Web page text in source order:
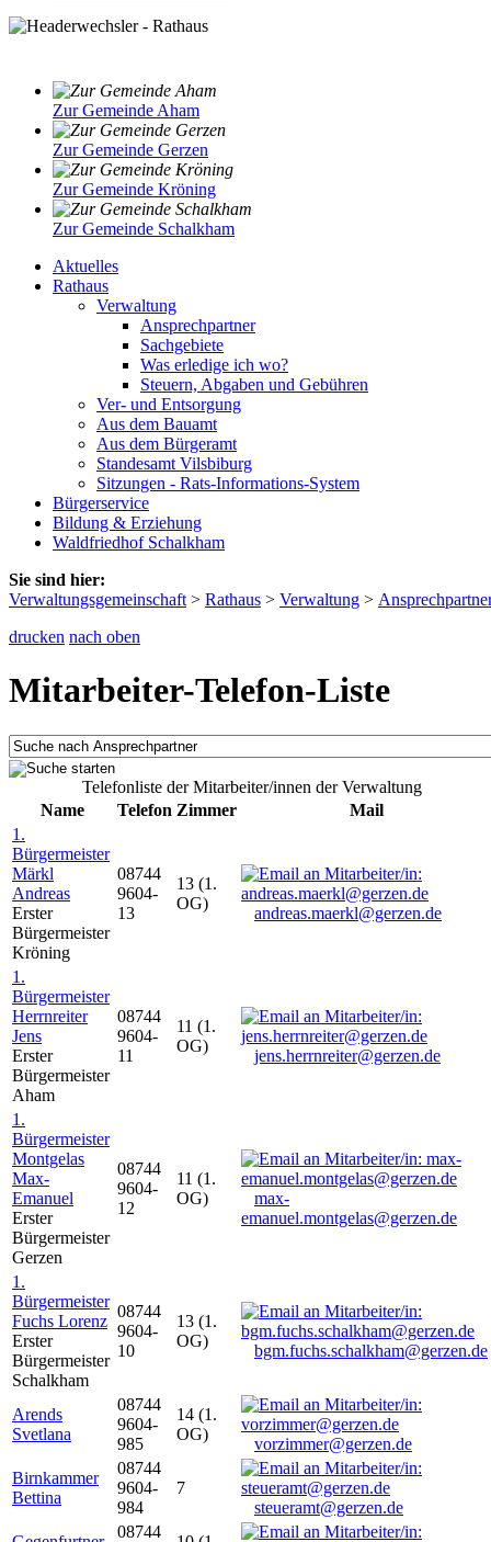
Zur Gemeinde Aham
Zur Gemeinde Gerzen
Zur Gemeinde Kröning
Zur Gemeinde Schalkham
Aktuelles
Rathaus
Verwaltung
Ansprechpartner
Sachgebiete
Was erledige ich wo?
Steuern, Abgaben und Gebühren
Ver- und Entsorgung
Aus dem Bauamt
Aus dem Bürgeramt
Standesamt Vilsbiburg
Sitzungen - Rats-Informations-System
Bürgerservice
Bildung & Erziehung
Waldfriedhof Schalkham
Sie sind hier:
Verwaltungsgemeinschaft > Rathaus > Verwaltung >
drucken nach oben
Mitarbeiter-Telefon-Liste
Telefonliste der Mitarbeiter/innen der Verwaltung
Name
Telefon Zimmer
Mail
1.
Bürgermeister
Märkl
Andreas
Erster
Bürgermeister
Kröning
08744
9604-
13
13 (1.
OG)
andreas.maerkl@gerzen.de
1.
Bürgermeister
Herrnreiter
Jens
Erster
Bürgermeister
Aham
08744
9604-
11
11 (1.
OG)
jens.herrnreiter@gerzen.de
1.
Bürgermeister
Montgelas
Max-
Emanuel
Erster
Bürgermeister
Gerzen
08744
9604-
12
11 (1.
OG)
max-
emanuel.montgelas@gerzen.de
1.
Bürgermeister
Fuchs Lorenz
Erster
Bürgermeister
Schalkham
08744
9604-
10
13 (1.
OG)
bgm.fuchs.schalkham@gerzen.de
Arends
Svetlana
08744
9604-
985
14 (1.
OG)
vorzimmer@gerzen.de
Birnkammer
Bettina
08744
9604-
984
7
steueramt@gerzen.de
08744